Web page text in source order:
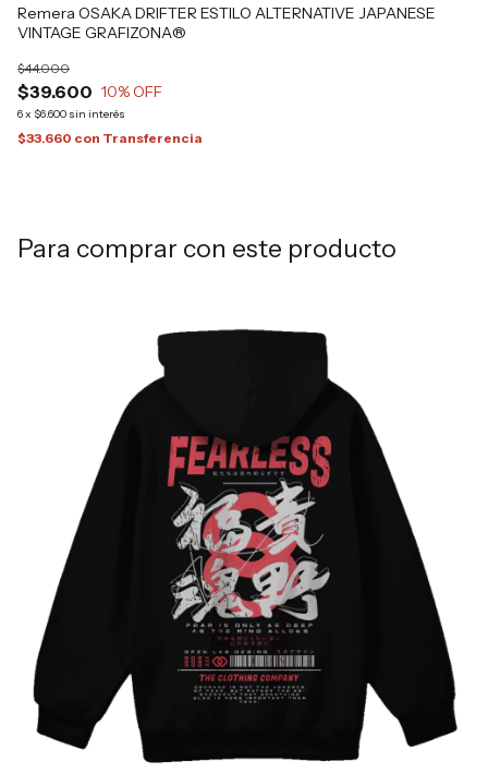
Remera OSAKA DRIFTER ESTILO ALTERNATIVE JAPANESE
VINTAGE GRAFIZONA®
$39.600
$44.000
10% OFF
6x $6.600 sin interés
$33.660 con Transferencia
Para comprar con este producto